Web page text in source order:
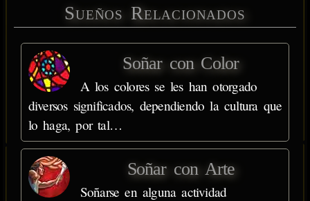
Sueños Relacionados
Soñar con Color
A los colores se les han otorgado
diversos significados, dependiendo la cultura que
lo haga, por tal…
Soñar con Arte
Soñarse en alguna actividad